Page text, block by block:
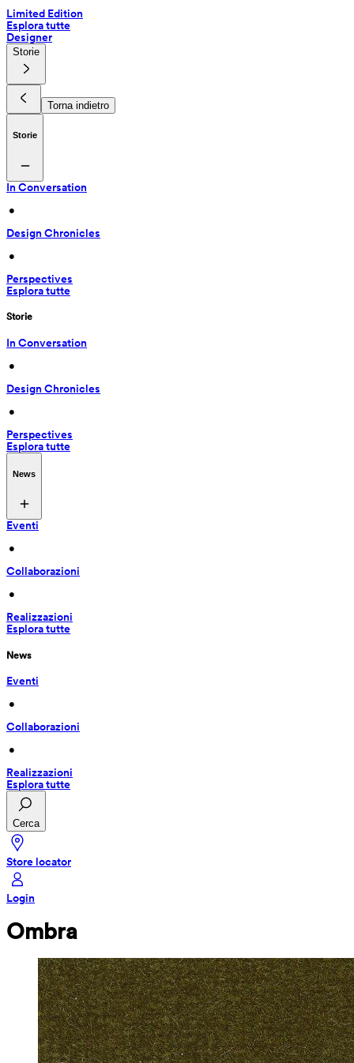
Limited Edition
Esplora tutte
Designer
Storie
Torna indietro
Storie
In Conversation
•
Design Chronicles
•
Perspectives
Esplora tutte
Storie
In Conversation
•
Design Chronicles
•
Perspectives
Esplora tutte
News
Eventi
•
Collaborazioni
•
Realizzazioni
Esplora tutte
News
Eventi
•
Collaborazioni
•
Realizzazioni
Esplora tutte
Cerca
Store locator
Login
Ombra